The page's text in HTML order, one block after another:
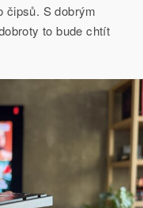
čipsů. S dobrým
to bude chtít